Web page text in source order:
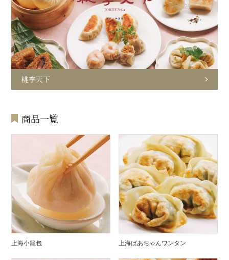
桃李天下
商品一覧
上海小籠包 上海ばあちゃんワンタン